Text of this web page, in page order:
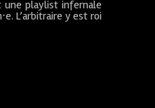
une playlist infernale
L’arbitraire y est roi